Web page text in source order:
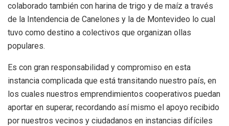
colaborado también con harina de trigo y de maíz a través
de la Intendencia de Canelones y la de Montevideo lo cual
tuvo como destino a colectivos que organizan ollas
populares.
Es con gran responsabilidad y compromiso en esta
instancia complicada que está transitando nuestro país, en
los cuales nuestros emprendimientos cooperativos puedan
aportar en superar, recordando así mismo el apoyo recibido
por nuestros vecinos y ciudadanos en instancias difíciles